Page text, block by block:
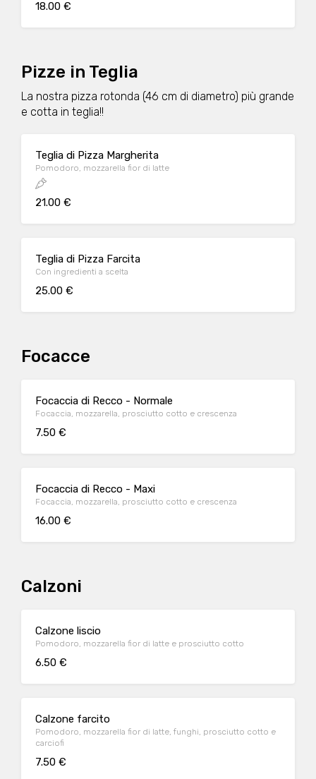
18.00 €
Pizze in Teglia
La nostra pizza rotonda (46 cm di diametro) più grande
e cotta in teglia!!
Teglia di Pizza Margherita
Pomodoro, mozzarella fior di latte
21.00 €
Teglia di Pizza Farcita
Con ingredienti a scelta
25.00 €
Focacce
Focaccia di Recco - Normale
Focaccia, mozzarella, prosciutto cotto e crescenza
7.50 €
Focaccia di Recco - Maxi
Focaccia, mozzarella, prosciutto cotto e crescenza
16.00 €
Calzoni
Calzone liscio
Pomodoro, mozzarella fior di latte e prosciutto cotto
6.50 €
Calzone farcito
Pomodoro, mozzarella fior di latte, funghi, prosciutto cotto e
carciofi
7.50 €